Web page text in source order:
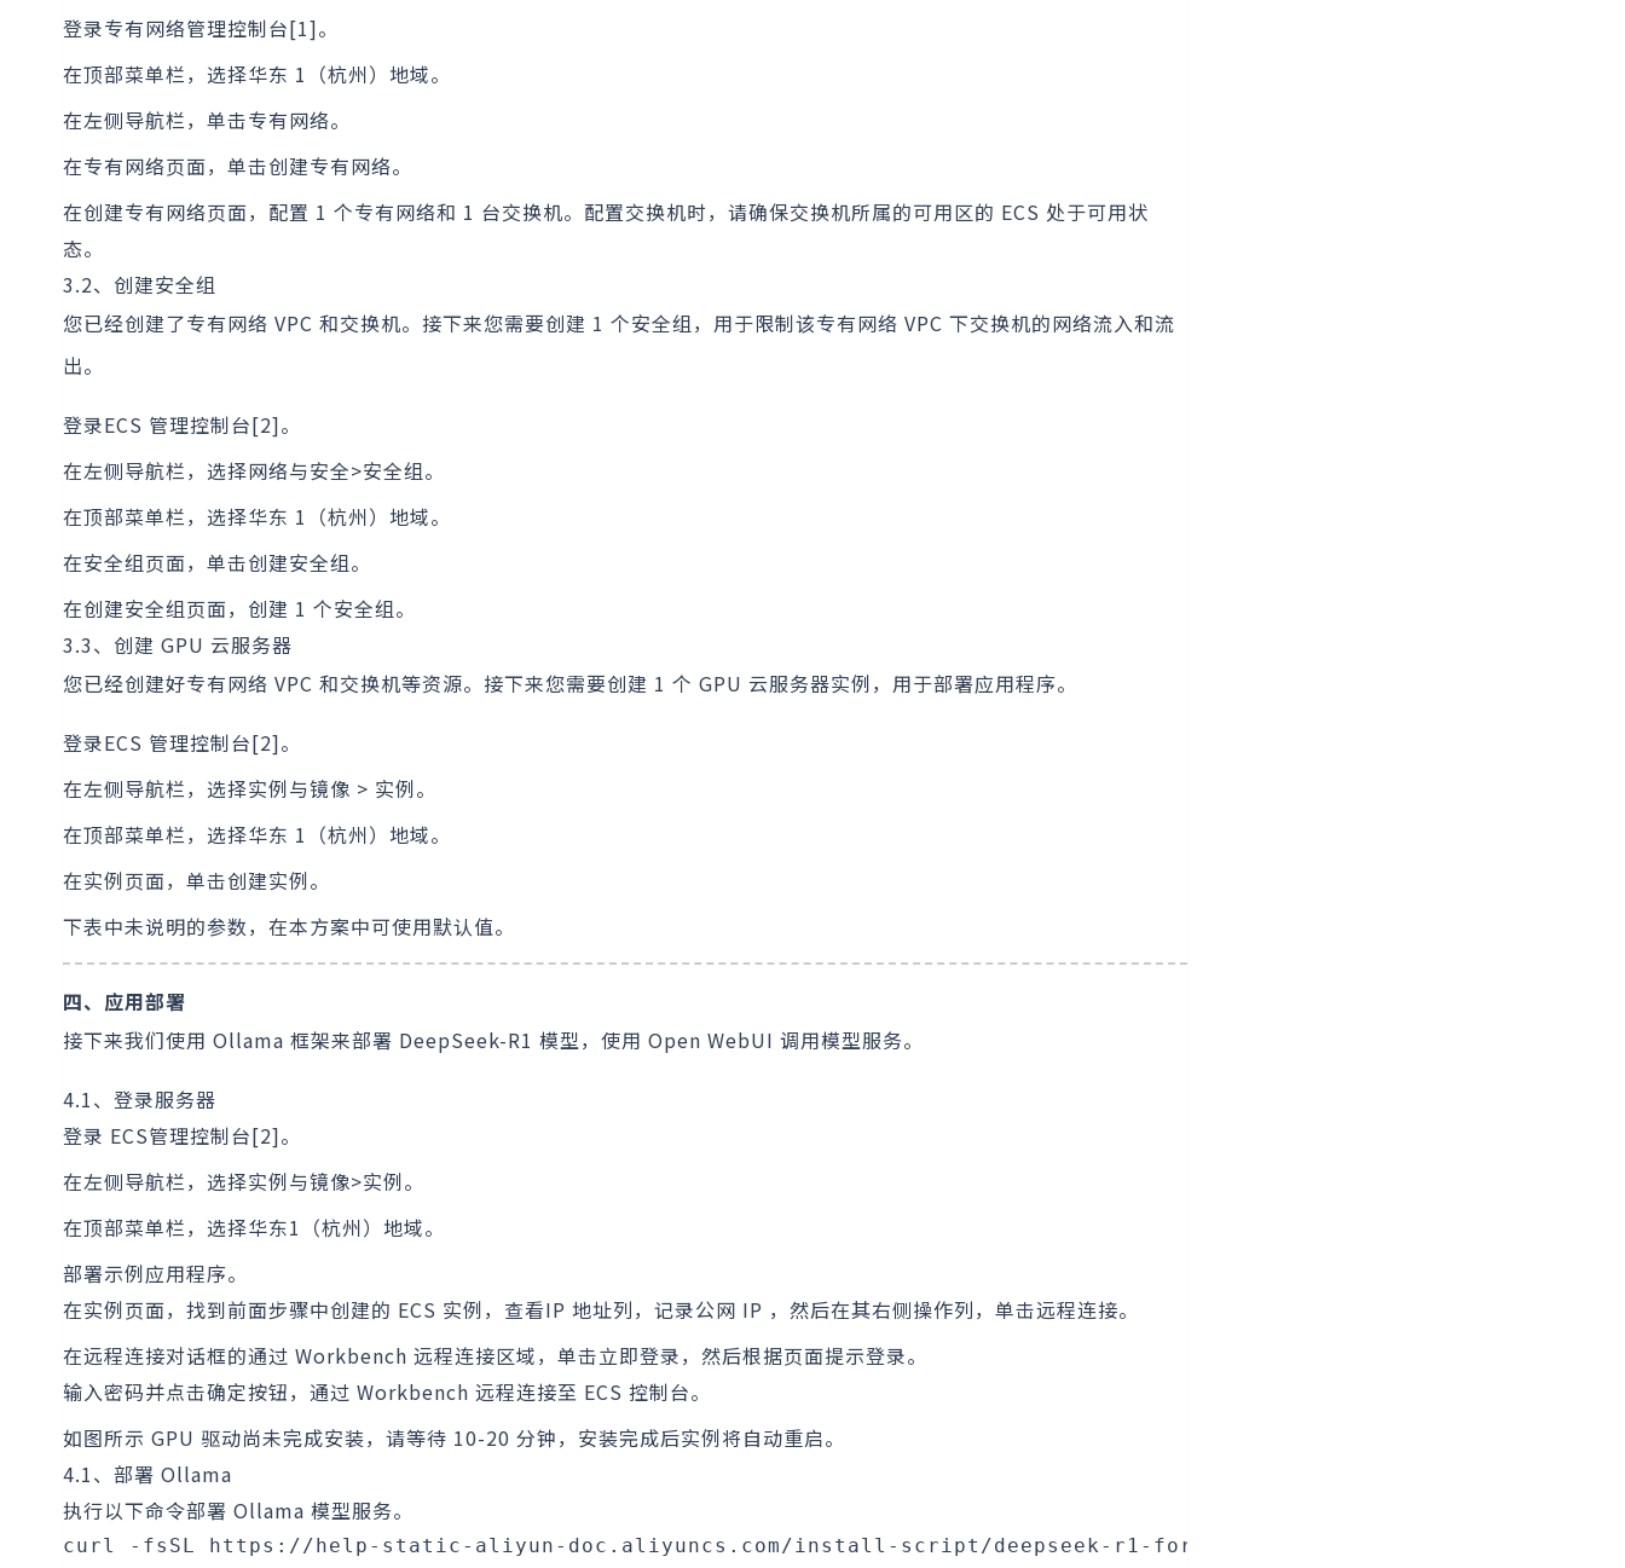
登录专有网络管理控制台[1]。
在顶部菜单栏，选择华东 1（杭州）地域。
在左侧导航栏，单击专有网络。
在专有网络页面，单击创建专有网络。
在创建专有网络页面，配置 1 个专有网络和 1 台交换机。配置交换机时，请确保交换机所属的可用区的 ECS 处于可用状
态。
3.2、创建安全组
您已经创建了专有网络 VPC 和交换机。接下来您需要创建 1 个安全组，用于限制该专有网络 VPC 下交换机的网络流入和流
出。
登录ECS 管理控制台[2]。
在左侧导航栏，选择网络与安全>安全组。
在顶部菜单栏，选择华东 1（杭州）地域。
在安全组页面，单击创建安全组。
在创建安全组页面，创建 1 个安全组。
3.3、创建 GPU 云服务器
您已经创建好专有网络 VPC 和交换机等资源。接下来您需要创建 1 个 GPU 云服务器实例，用于部署应用程序。
登录ECS 管理控制台[2]。
在左侧导航栏，选择实例与镜像 > 实例。
在顶部菜单栏，选择华东 1（杭州）地域。
在实例页面，单击创建实例。
下表中未说明的参数，在本方案中可使用默认值。
四、应用部署
接下来我们使用 Ollama 框架来部署 DeepSeek-R1 模型，使用 Open WebUI 调用模型服务。
4.1、登录服务器
登录 ECS管理控制台[2]。
在左侧导航栏，选择实例与镜像>实例。
在顶部菜单栏，选择华东1（杭州）地域。
部署示例应用程序。
在实例页面，找到前面步骤中创建的 ECS 实例，查看IP 地址列，记录公网 IP ，然后在其右侧操作列，单击远程连接。
在远程连接对话框的通过 Workbench 远程连接区域，单击立即登录，然后根据页面提示登录。
输入密码并点击确定按钮，通过 Workbench 远程连接至 ECS 控制台。
如图所示 GPU 驱动尚未完成安装，请等待 10-20 分钟，安装完成后实例将自动重启。
4.1、部署 Ollama
执行以下命令部署 Ollama 模型服务。
curl -fsSL https://help-static-aliyun-doc.aliyuncs.com/install-script/deepseek-r1-for-platforms/ollama_install.sh|sh